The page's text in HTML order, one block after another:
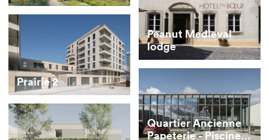
Peanut Medieval
lodge
Prairie 2
Quartier Ancienne
Papeterie - Piscine